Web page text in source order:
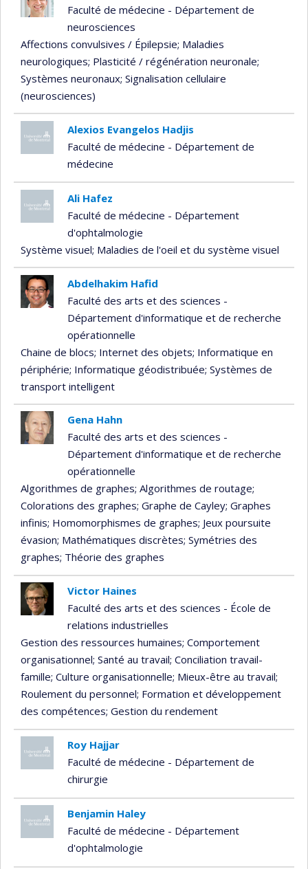
Faculté de médecine - Département de
neurosciences
Affections convulsives / Épilepsie; Maladies
neurologiques; Plasticité / régénération neuronale;
Systèmes neuronaux; Signalisation cellulaire
(neurosciences)
Alexios Evangelos Hadjis
Faculté de médecine - Département de
médecine
Ali Hafez
Faculté de médecine - Département
d'ophtalmologie
Système visuel; Maladies de l'oeil et du système visuel
Abdelhakim Hafid
Faculté des arts et des sciences -
Département d'informatique et de recherche
opérationnelle
Chaine de blocs; Internet des objets; Informatique en
périphérie; Informatique géodistribuée; Systèmes de
transport intelligent
Gena Hahn
Faculté des arts et des sciences -
Département d'informatique et de recherche
opérationnelle
Algorithmes de graphes; Algorithmes de routage;
Colorations des graphes; Graphe de Cayley; Graphes
infinis; Homomorphismes de graphes; Jeux poursuite
évasion; Mathématiques discrètes; Symétries des
graphes; Théorie des graphes
Victor Haines
Faculté des arts et des sciences - École de
relations industrielles
Gestion des ressources humaines; Comportement
organisationnel; Santé au travail; Conciliation travail-
famille; Culture organisationnelle; Mieux-être au travail;
Roulement du personnel; Formation et développement
des compétences; Gestion du rendement
Roy Hajjar
Faculté de médecine - Département de
chirurgie
Benjamin Haley
Faculté de médecine - Département
d'ophtalmologie